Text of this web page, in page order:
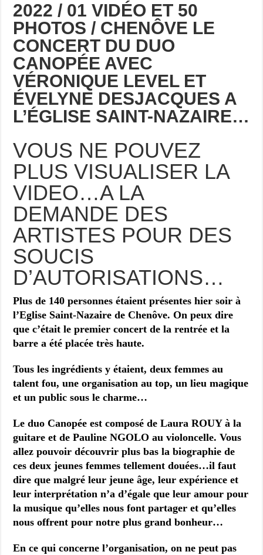
2022 / 01 VIDÉO ET 50
PHOTOS / CHENÔVE LE
CONCERT DU DUO
CANOPÉE AVEC
VÉRONIQUE LEVEL ET
ÉVELYNE DESJACQUES A
L’ÉGLISE SAINT-NAZAIRE…
VOUS NE POUVEZ
PLUS VISUALISER LA
VIDEO…A LA
DEMANDE DES
ARTISTES POUR DES
SOUCIS
D’AUTORISATIONS…
Plus de 140 personnes étaient présentes hier soir à
l’Eglise Saint-Nazaire de Chenôve. On peux dire
que c’était le premier concert de la rentrée et la
barre a été placée très haute.
Tous les ingrédients y étaient, deux femmes au
talent fou, une organisation au top, un lieu magique
et un public sous le charme…
Le duo Canopée est composé de Laura ROUY à la
guitare et de Pauline NGOLO au violoncelle. Vous
allez pouvoir découvrir plus bas la biographie de
ces deux jeunes femmes tellement douées…il faut
dire que malgré leur jeune âge, leur expérience et
leur interprétation n’a d’égale que leur amour pour
la musique qu’elles nous font partager et qu’elles
nous offrent pour notre plus grand bonheur…
En ce qui concerne l’organisation, on ne peut pas